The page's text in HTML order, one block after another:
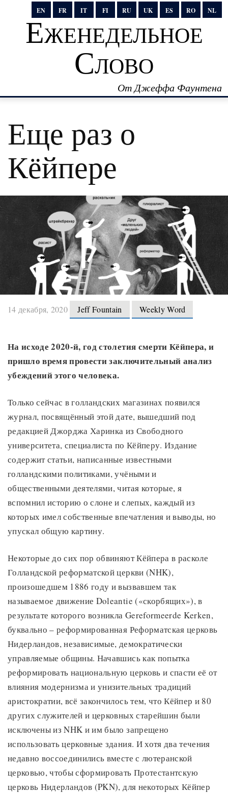
EN FR IT FI RU UK ES RO NL
Еженедельное
Слово
От Джеффа Фаунтена
Еще раз о
Кёйпере
14 декабря, 2020 Jeff Fountain Weekly Word
На исходе 2020-й, год столетия смерти Кёйпера, и
пришло время провестизаключительный анализ
убеждений этого человека.
Только сейчас в голландских магазинах появился
журнал, посвящённый этой дате, вышедший под
редакцией Джорджа Харинка из Свободного
университета, специалиста по Кёйперу. Издание
содержит статьи, написанные известными
голландскими политиками, учёными и
общественными деятелями, читая которые, я
вспомнил историю о слоне и слепых, каждый из
которых имел собственные впечатления и выводы, но
упускал общую картину.
Некоторые до сих пор обвиняют Кёйпера в расколе
Голландской реформатской церкви (NHK),
произошедшем 1886 году и вызвавшем так
называемое движение Doleantie («скорбящих»), в
результате которого возникла Gereformeerde Kerken,
буквально – реформированная Реформатская церковь
Нидерландов, независимые, демократически
управляемые общины. Начавшись как попытка
реформировать национальную церковь и спасти её от
влияния модернизма и унизительных традиций
аристократии, всё закончилось тем, что Кёйпер и 80
других служителей и церковных старейшин были
исключены из NHK и им было запрещено
использовать церковные здания. И хотя два течения
недавно воссоединились вместе с лютеранской
церковью, чтобы сформировать Протестантскую
церковь Нидерландов (PKN), для некоторых Кёйпер